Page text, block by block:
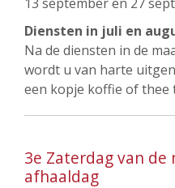
Diensten in juli en
Na de diensten in de
wordt u van harte
een kopje koffie of thee
3e Zaterdag van
afhaaldag